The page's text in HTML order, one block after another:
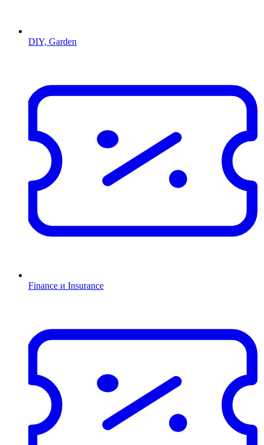
DIY, Garden
Finance и Insurance